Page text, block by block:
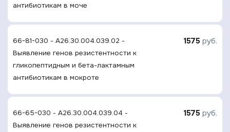
антибиотикам в моче
66-81-030 - A26.30.004.039.02 -
Выявление генов резистентности к
гликопептидным и бета-лактамным
антибиотикам в мокроте
1575 руб.
66-65-030 - A26.30.004.039.04 -
Выявление генов резистентности к
1575 руб.